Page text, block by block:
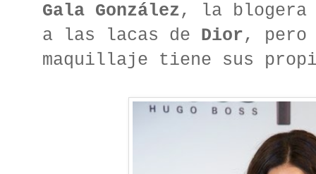
Gala González, la blogera
a las lacas de Dior,
maquillaje tiene sus